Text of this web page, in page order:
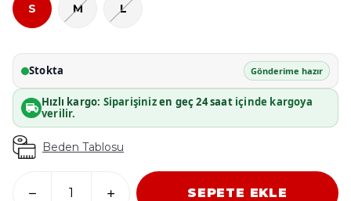
S M L
Stokta Gönderime hazır
Hızlı kargo: Siparişinizen geç 24 saatiçinde kargoya
verilir.
Beden Tablosu
SEPETE EKLE